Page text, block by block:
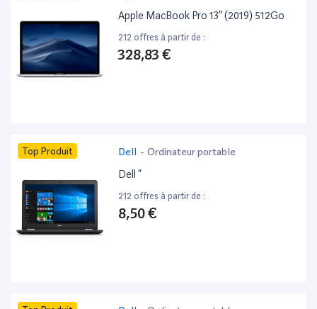
Apple MacBook Pro 13” (2019) 512Go
212 offres à partir de :
328,83 €
Top Produit Dell - Ordinateur portable
Dell ”
212 offres à partir de :
8,50 €